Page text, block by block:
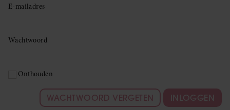
E-mailadres
Wachtwoord
Onthouden
WACHTWOORD VERGETEN INLOGGEN